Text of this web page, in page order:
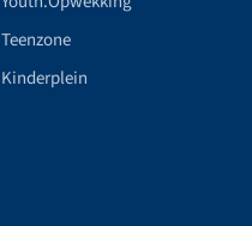
Teenzone
Kinderplein